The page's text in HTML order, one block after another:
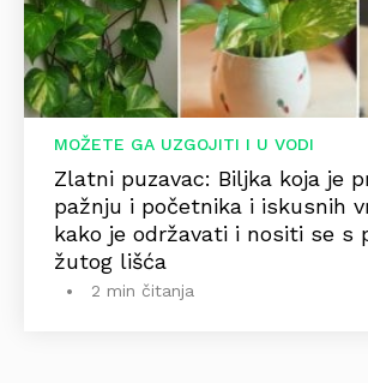
MOŽETE GA UZGOJITI I U VODI
Zlatni puzavac: Biljka koja je
pažnju i početnika i iskusnih
kako je održavati i nositi se s
žutog lišća
2 min čitanja